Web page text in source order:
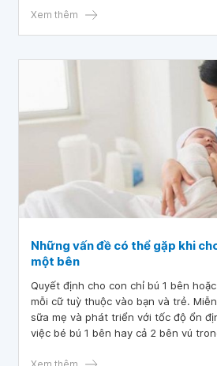
tăng cân có phải suy dinh dưỡng
Xem thêm
Những vấn đề có thể gặp khi
một bên
Quyết định cho con chỉ bú 1 bên
mỗi cữ tuỳ thuộc vào bạn và trẻ.
sữa mẹ và phát triển với tốc độ ổn
việc bé bú 1 bên hay cả 2 bên vú